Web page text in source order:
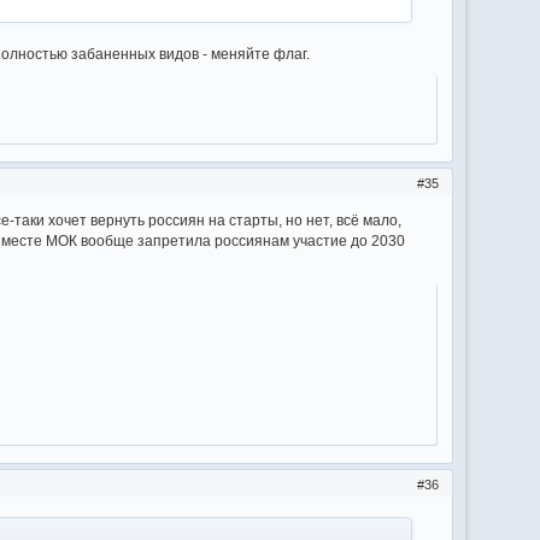
забаненных видов - меняйте флаг.
35
хочет вернуть россиян на старты, но нет, всё мало,
МОК вообще запретила россиянам участие до 2030
36